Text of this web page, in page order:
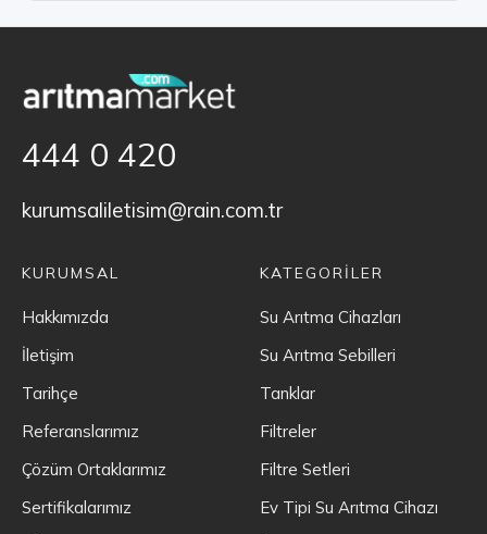
444 0 420
kurumsaliletisim@rain.com.tr
KURUMSAL
Hakkımızda
İletişim
Tarihçe
Referanslarımız
Çözüm Ortaklarımız
Sertifikalarımız
KATEGORİLER
Su Arıtma Cihazları
Su Arıtma Sebilleri
Tanklar
Filtreler
Filtre Setleri
Ev Tipi Su Arıtma Cihazı